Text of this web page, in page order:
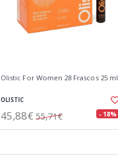
Olistic For Women 28 Frascos 25 ml
OLISTIC
45,88€ 55,71€ - 18%